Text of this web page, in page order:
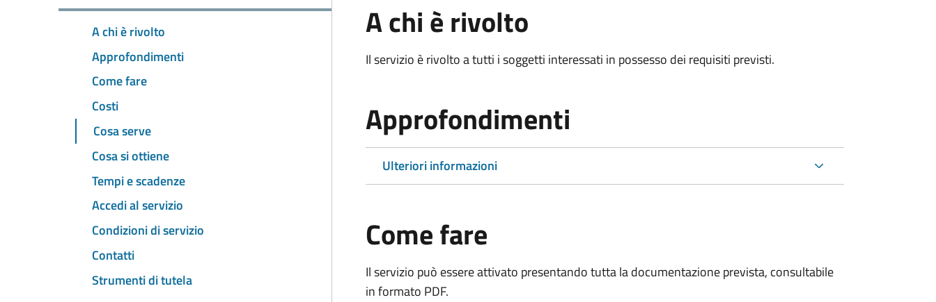
A chi è rivolto
Approfondimenti
Come fare
Costi
Cosa serve
Cosa si ottiene
Tempi e scadenze
Accedi al servizio
Condizioni di servizio
Contatti
Strumenti di tutela
A chi è rivolto
Il servizio è rivolto a tutti i soggetti interessati in possesso dei requisiti previsti.
Approfondimenti
Ulteriori informazioni
Come fare
Il servizio può essere attivato presentando tutta la documentazione prevista, consultabile
in formato PDF.